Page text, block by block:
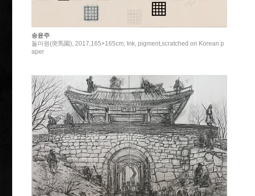
송윤주
돌마원(突馬園), 2017,165×165cm, Ink, pigment,scratched on Korean p
aper